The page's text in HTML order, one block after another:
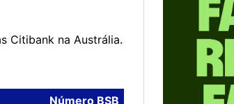
Citibank na Austrália.
Número BSB